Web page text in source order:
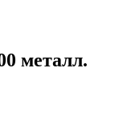
металл.